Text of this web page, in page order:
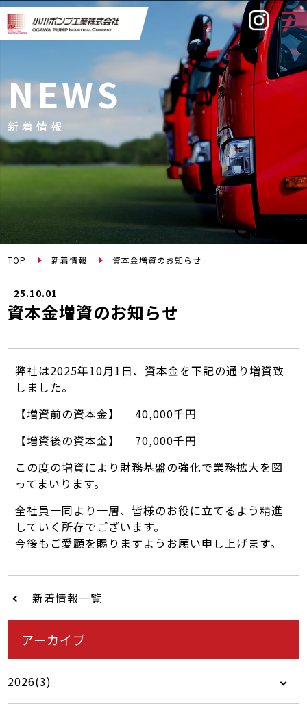
NEWS
新着情報
TOP 新着情報 資本金増資のお知らせ
25.10.01
資本金増資のお知らせ
弊社は2025年10月1日、資本金を下記の通り増資致
しました。
【増資前の資本金】 40,000千円
【増資後の資本金】 70,000千円
この度の増資により財務基盤の強化で業務拡大を図
ってまいります。
全社員一同より一層、皆様のお役に立てるよう精進
していく所存でございます。
今後もご愛顧を賜りますようお願い申し上げます。
新着情報一覧
アーカイブ
2026(3)